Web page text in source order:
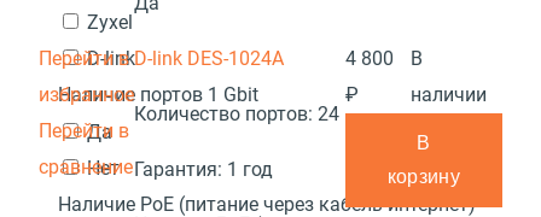
Zyxel
D-link
Наличие портов 1 Gbit
Да
Нет
Наличие PoE (питание через кабель интернет)
Перейти в
избранное
Перейти в
сравнение
D-link DES-1024A
Количество портов: 24
Гарантия: 1 год
4 800
₽
В
наличии
В
корзину